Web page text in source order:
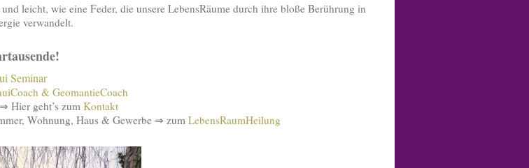
leicht, wie eine Feder, die unsere LebensRäume durch ihre bloße Berührung in
verwandelt.
Seminar
& GeomantieCoach
Hier geht’s zum Kontakt
Wohnung, Haus & Gewerbe ⇒ zumLebensRaumHeilung